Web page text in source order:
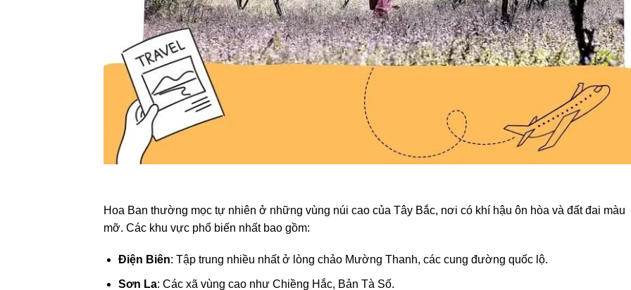
Hoa Ban thường mọc tự nhiên ở những vùng núi cao của Tây Bắc, nơi có khí hậu ôn hòa và đất đai màu
mỡ. Các khu vực phổ biến nhất bao gồm:
Điện Biên: Tập trung nhiều nhất ở lòng chảo Mường Thanh, các cung đường quốc lộ.
Sơn La: Các xã vùng cao như Chiềng Hắc, Bản Tà Số.